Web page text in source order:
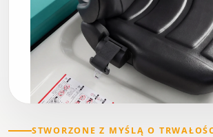
STWORZONE Z MYŚLĄ O